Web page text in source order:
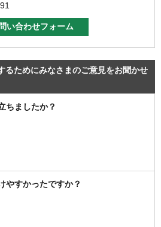
るためにみなさまのご意見をお聞かせ
ちましたか？
やすかったですか？